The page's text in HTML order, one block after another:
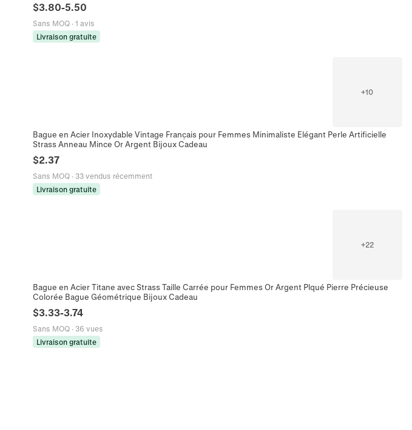
$3.80-5.50
Sans MOQ· 1 avis
Livraison gratuite
+10
Bague en Acier Inoxydable Vintage Français pour Femmes Minimaliste Elégant Perle Artificielle
Strass Anneau Mince Or Argent Bijoux Cadeau
$2.37
Sans MOQ· 33 vendus récemment
Livraison gratuite
+22
Bague en Acier Titane avec Strass Taille Carrée pour Femmes Or Argent Plqué Pierre Précieuse
Colorée Bague Géométrique Bijoux Cadeau
$3.33-3.74
Sans MOQ· 36 vues
Livraison gratuite